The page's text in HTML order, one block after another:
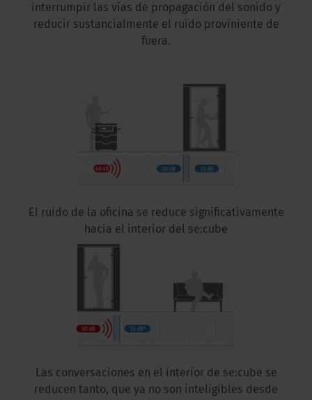
interrumpir las vías de propagación del sonido y
reducir sustancialmente el ruido proviniente de
fuera.
El ruido de la oficina se reduce significativamente
hacia el interior del se:cube
Las conversaciones en el interior de se:cube se
reducen tanto, que ya no son inteligibles desde